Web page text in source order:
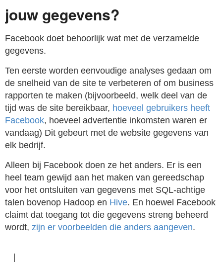
jouw gegevens?
Facebook doet behoorlijk wat met de verzamelde
gegevens.
Ten eerste worden eenvoudige analyses gedaan om
de snelheid van de site te verbeteren of om business
rapporten te maken (bijvoorbeeld, welk deel van de
tijd was de site bereikbaar, hoeveel gebruikers heeft
Facebook, hoeveel advertentie inkomsten waren er
vandaag) Dit gebeurt met de website gegevens van
elk bedrijf.
Alleen bij Facebook doen ze het anders. Er is een
heel team gewijd aan het maken van gereedschap
voor het ontsluiten van gegevens met SQL-achtige
talen bovenop Hadoop en Hive. En hoewel Facebook
claimt dat toegang tot die gegevens streng beheerd
wordt, zijn er voorbeelden die anders aangeven.